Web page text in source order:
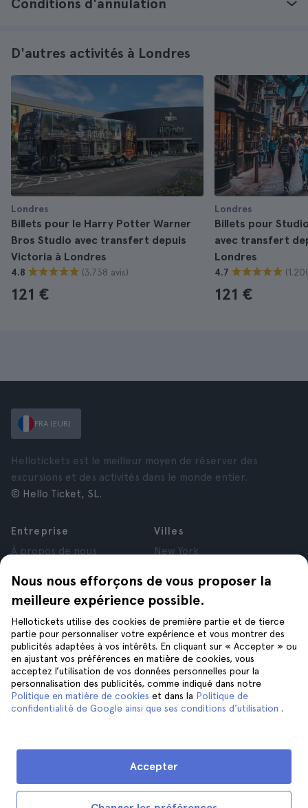
Conditions d'annulation
D'autres activités à Londres
Londres
Billets pour le Harry Potter Warner
Bros Studio avec transfert depuis
Victoria à Londres
4.8 (3.738 avis)
121 €
Londres
Billets pour
avec transfert
Londres
4.7
121 €
Nous nous efforçons de vous proposer la
meilleure expérience possible.
Hellotickets utilise des cookies de première partie et de tierce
partie pour personnaliser votre expérience et vous montrer des
publicités adaptées à vos intérêts. En cliquant sur « Accepter » ou
en ajustant vos préférences en matière de cookies, vous
acceptez l’utilisation de vos données personnelles pour la
personnalisation des publicités, comme indiqué dans notre
Politique en matière de cookies et dans la Politique de
confidentialité de Google ainsi que ses conditions d'utilisation .
Accepter
FRA (EUR)
Hellotickets est le meilleur moyen de réserver des
excursions et des activités dans le monde entier.
© Hello Ticket, SL.
Entreprise
À propos de nous
Affiliés
Avis
Confidentialité
Conditions générales
Mentions Légales
Cookies
Villes
New York
Paris
Londres
Grenade
Cracovie
Tenerife
Aide
Suivez-nous sur